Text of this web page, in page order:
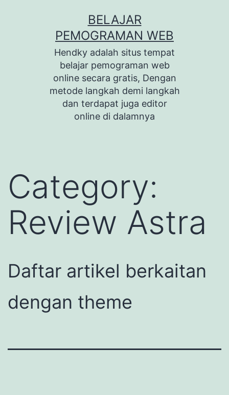
BELAJAR
PEMOGRAMAN WEB
Hendky adalah situs tempat
belajar pemograman web
online secara gratis, Dengan
metode langkah demi langkah
dan terdapat juga editor
online di dalamnya
Category:
Review Astra
Daftar artikel berkaitan
dengan theme